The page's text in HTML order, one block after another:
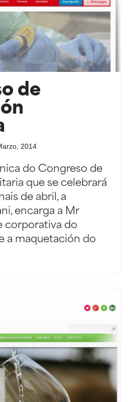
de
2014
do Congreso de
que se celebrará
de abril, a
encarga a Mr
corporativa do
a maquetación do